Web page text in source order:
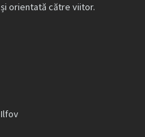
orientată către viitor.
Ilfov